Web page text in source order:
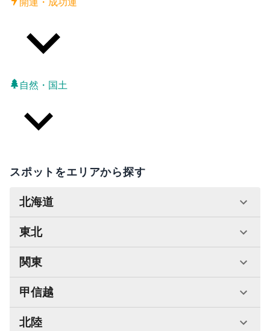
自然・国土
スポットをエリアから探す
北海道
東北
関東
甲信越
北陸